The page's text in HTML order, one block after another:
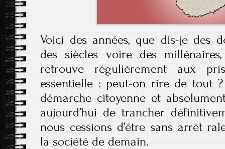
Voici des années, que dis-je des
des siècles voire des
retrouve régulièrement aux
essentielle : peut-on rire de tout ?
démarche citoyenne et
aujourd’hui de trancher
nous cessions d’être sans arrêt
la société de demain.